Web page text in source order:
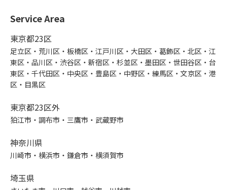
Service Area
東京都23区
足立区・荒川区・板橋区・江戸川区・大田区・葛飾区・北区・江
東区・品川区・渋谷区・新宿区・杉並区・墨田区・世田谷区・台
東区・千代田区・中央区・豊島区・中野区・練馬区・文京区・港
区・目黒区
東京都23区外
狛江市・調布市・三鷹市・武蔵野市
神奈川県
川崎市・横浜市・鎌倉市・横須賀市
埼玉県